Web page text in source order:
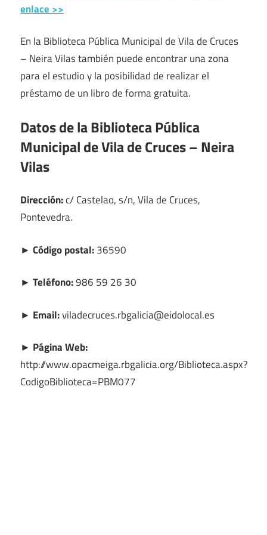
enlace >>
En la Biblioteca Pública Municipal de Vila de Cruces
– Neira Vilas también puede encontrar una zona
para el estudio y la posibilidad de realizar el
préstamo de un libro de forma gratuita.
Datos de la Biblioteca Pública
Municipal de Vila de Cruces – Neira
Vilas
Dirección:c/ Castelao, s/n, Vila de Cruces,
Pontevedra.
► Código postal:36590
► Teléfono:986 59 26 30
► Email:viladecruces.rbgalicia@eidolocal.es
► Página Web:
http://www.opacmeiga.rbgalicia.org/Biblioteca.aspx?
CodigoBiblioteca=PBM077